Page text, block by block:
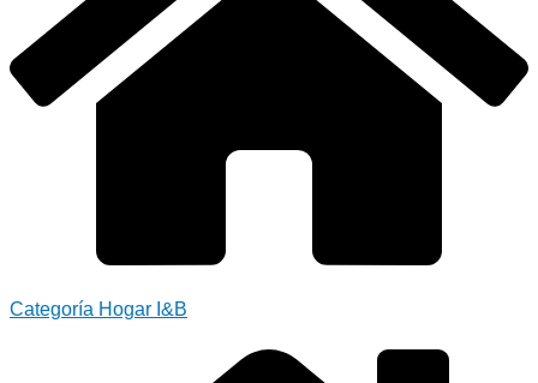
Categoría Hogar I&B